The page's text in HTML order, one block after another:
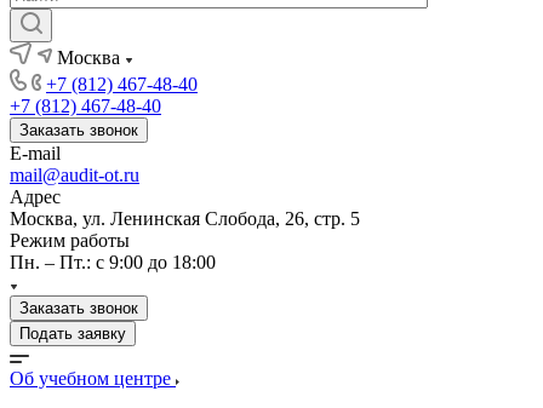
Москва
+7 (812) 467-48-40
+7 (812) 467-48-40
Заказать звонок
E-mail
mail@audit-ot.ru
Адрес
Москва, ул. Ленинская Слобода, 26, стр. 5
Режим работы
Пн. – Пт.: с 9:00 до 18:00
Заказать звонок
Подать заявку
Об учебном центре